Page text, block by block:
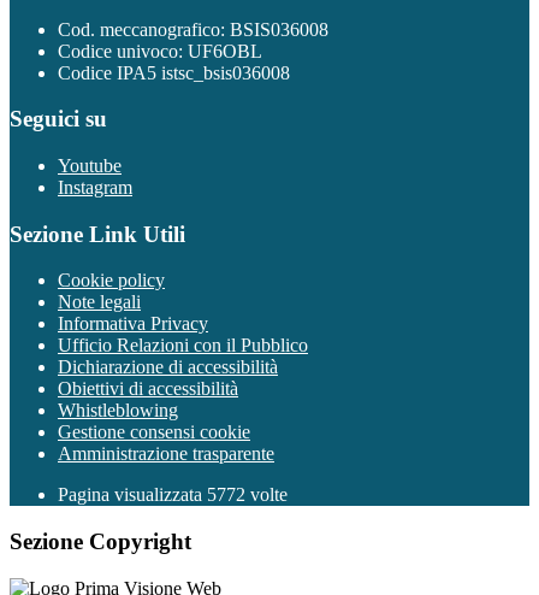
Cod. meccanografico: BSIS036008
Codice univoco: UF6OBL
Codice IPA5 istsc_bsis036008
Seguici su
Youtube
Instagram
Sezione Link Utili
Cookie policy
Note legali
Informativa Privacy
Ufficio Relazioni con il Pubblico
Dichiarazione di accessibilità
Obiettivi di accessibilità
Whistleblowing
Gestione consensi cookie
Amministrazione trasparente
Pagina visualizzata 5772 volte
Sezione Copyright